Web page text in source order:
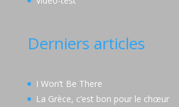
Derniers articles
I Won’t Be There
La Grèce, c’est bon pour le chœur